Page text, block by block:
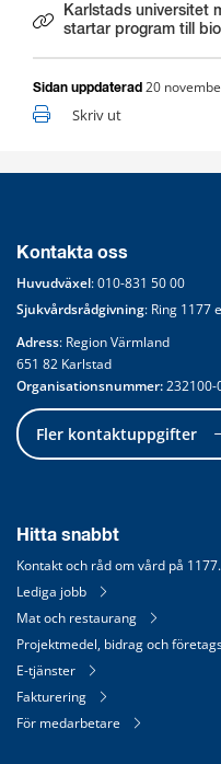
Karlstads universitet
startar program till
Länk till annan
Sidan uppdaterad 20
Skriv ut
Kontakta oss
Huvudväxel: 010-831 50 00
Sjukvårdsrådgivning: Ring 1177
Adress: Region Värmland
651 82 Karlstad
Organisationsnummer: 232100-
Fler kontaktuppgifter
Hitta snabbt
Kontakt och råd om vård på
Lediga jobb
Mat och restaurang
Projektmedel, bidrag och
E-tjänster
Fakturering
För medarbetare